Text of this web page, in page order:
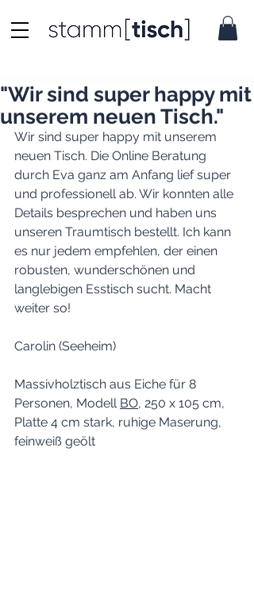
"Wir sind super happy mit
unserem neuen Tisch."
Wir sind super happy mit unserem
neuen Tisch. Die Online Beratung
durch Eva ganz am Anfang lief super
und professionell ab. Wir konnten alle
Details besprechen und haben uns
unseren Traumtisch bestellt. Ich kann
es nur jedem empfehlen, der einen
robusten, wunderschönen und
langlebigen Esstisch sucht. Macht
weiter so!
Carolin (Seeheim)
Massivholztisch aus Eiche für 8
Personen, Modell BO, 250 x 105 cm,
Platte 4 cm stark, ruhige Maserung,
feinweiß geölt